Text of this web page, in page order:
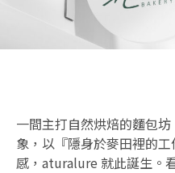
一間主打自然烘焙的麵包
象，以『隱身於麥田裡的
感，aturalure 就此誕生。